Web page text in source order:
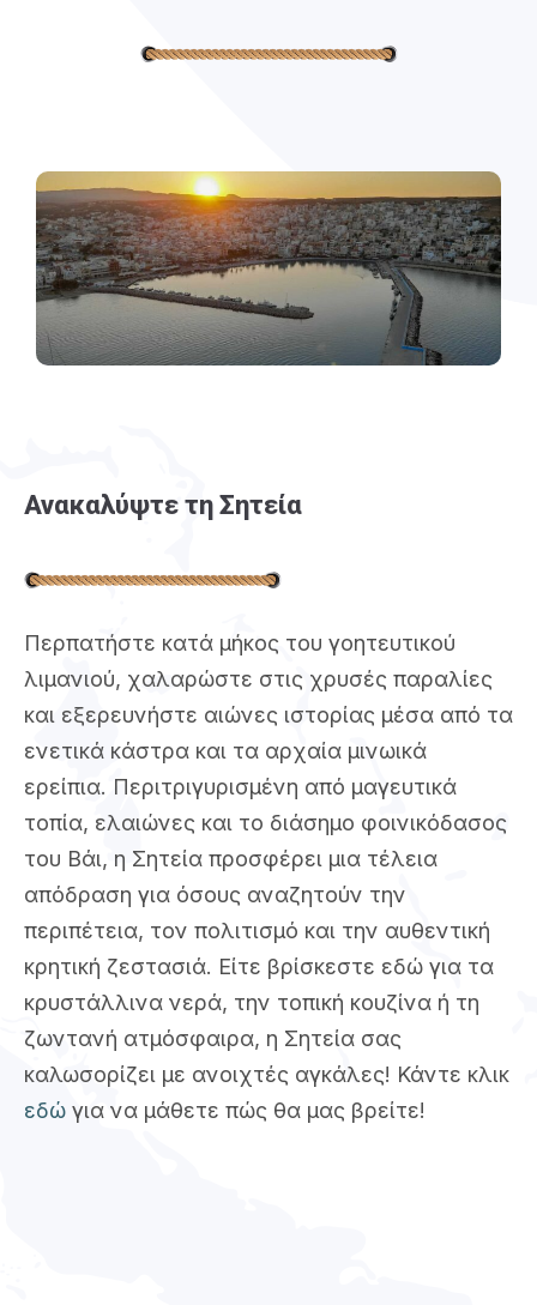
Ανακαλύψτε τη Σητεία
Περπατήστε κατά μήκος του γοητευτικού
λιμανιού, χαλαρώστε στις χρυσές παραλίες
και εξερευνήστε αιώνες ιστορίας μέσα από τα
ενετικά κάστρα και τα αρχαία μινωικά
ερείπια. Περιτριγυρισμένη από μαγευτικά
τοπία, ελαιώνες και το διάσημο φοινικόδασος
του Βάι, η Σητεία προσφέρει μια τέλεια
απόδραση για όσους αναζητούν την
περιπέτεια, τον πολιτισμό και την αυθεντική
κρητική ζεστασιά. Είτε βρίσκεστε εδώ για τα
κρυστάλλινα νερά, την τοπική κουζίνα ή τη
ζωντανή ατμόσφαιρα, η Σητεία σας
καλωσορίζει με ανοιχτές αγκάλες! Κάντε κλικ
εδώ για να μάθετε πώς θα μας βρείτε!